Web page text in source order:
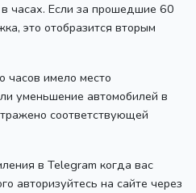
часах. Если за прошедшие 60
это отобразится вторым
часов имело место
уменьшение автомобилей в
соответствующей
в Telegram когда вас
авторизуйтесь на сайте через